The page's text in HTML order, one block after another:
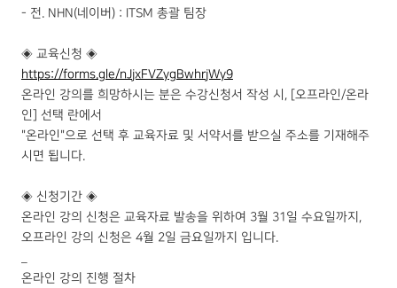
- 전. NHN(네이버) : ITSM 총괄 팀장
◈ 교육신청 ◈
https://forms.gle/nJjxFVZygBwhrjWy9
온라인 강의를 희망하시는 분은 수강신청서 작성 시, [오프라인/온라
인] 선택 란에서
"​온라인"으로 선택 후 교육자료 및 서약서를 받으실 주소를 기재해주
시면 됩니다.
◈ ​신청기간 ◈
온라인 강의 신청은 교육자료 발송을 위하여 3월 31일 수요일까지,
오프라인 강의 신청은 4월 2일 금요일까지 입니다.
온라인 강의 진행 절차